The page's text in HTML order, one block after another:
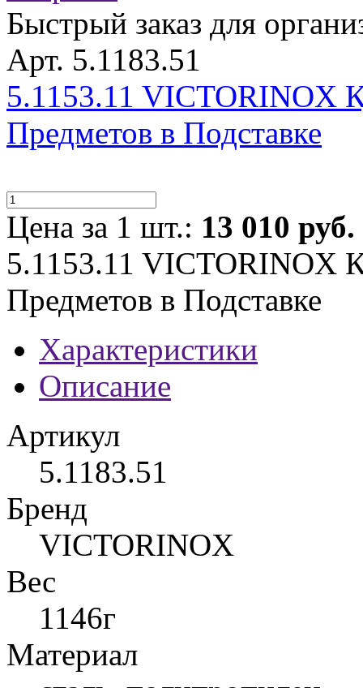
Быстрый заказ для
Арт. 5.1183.51
5.1153.11 VICTORINOX
Предметов в Подставке
Цена за 1 шт.: 13 010 руб.
5.1153.11 VICTORINOX
Предметов в Подставке
Характеристики
Описание
Артикул
5.1183.51
Бренд
VICTORINOX
Вес
1146г
Материал